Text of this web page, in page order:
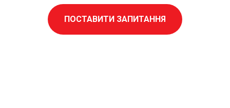
ПОСТАВИТИ ЗАПИТАННЯ